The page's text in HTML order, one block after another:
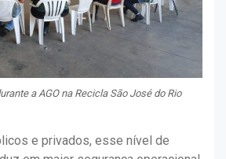
a AGO na Recicla São José do Rio
e privados, esse nível de